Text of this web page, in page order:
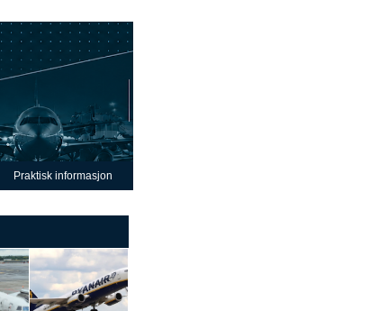
Praktisk informasjon